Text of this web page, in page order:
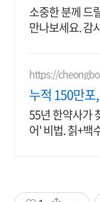
소중한 분께 드
만나보세요. 감
https://
누적 150만
55년 한약사가
어' 비법. 칡+백